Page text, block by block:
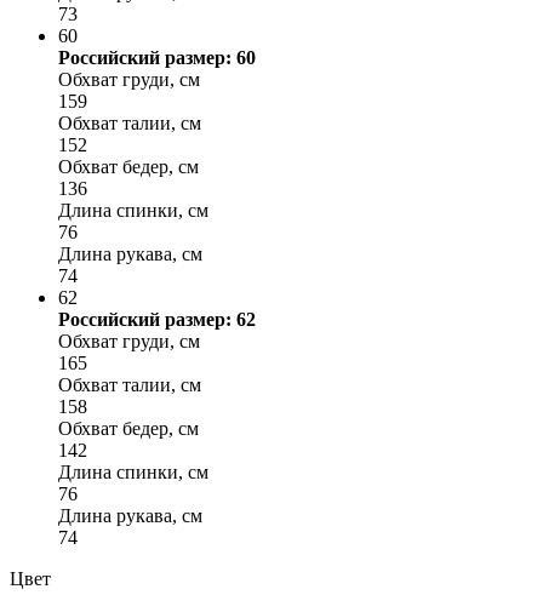
73
60
Российский размер: 60
Обхват груди, см
159
Обхват талии, см
152
Обхват бедер, см
136
Длина спинки, см
76
Длина рукава, см
74
62
Российский размер: 62
Обхват груди, см
165
Обхват талии, см
158
Обхват бедер, см
142
Длина спинки, см
76
Длина рукава, см
74
Цвет